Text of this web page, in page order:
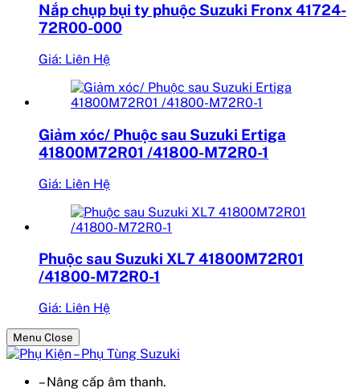
Nắp chụp bụi ty phuộc Suzuki Fronx 41724-
72R00-000
Giá: Liên Hệ
Giảm xóc/ Phuộc sau Suzuki Ertiga
41800M72R01 /41800-M72R0-1
Giá: Liên Hệ
Phuộc sau Suzuki XL7 41800M72R01
/41800-M72R0-1
Giá: Liên Hệ
Menu Close
– Nâng cấp âm thanh.